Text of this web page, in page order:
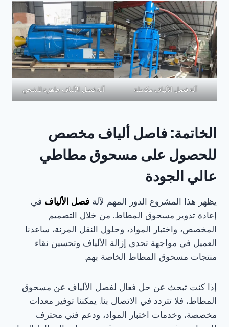
آلة فصل الألياف مكتملة آلة فصل الألياف جاهزة للشحن
الخاتمة: فاصل ألياف مخصص
للحصول على مسحوق مطاطي
عالي الجودة
يظهر هذا المشروع الدور المهم لآلة فصل الألياف في
إعادة تدوير مسحوق المطاط. من خلال التصميم
المخصص، واختبار المواد، وحلول النقل المرنة، ساعدنا
العميل في مواجهة تحدي إزالة الألياف وتحسين نقاء
منتجات مسحوق المطاط الخاصة بهم.
إذا كنت تبحث عن حل فعال لفصل الألياف عن مسحوق
المطاط، فلا تتردد في الاتصال بنا. يمكننا توفير معدات
مخصصة، وخدمات اختبار المواد، ودعم فني محترف